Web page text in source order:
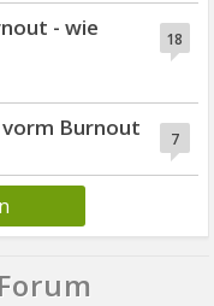
18
- wie
7
Burnout